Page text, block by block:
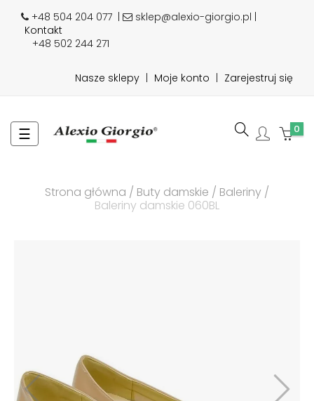
+48 504 204 077
sklep@alexio-giorgio.pl |
Kontakt
+48 502 244 271
Nasze sklepy Moje konto Zarejestruj się
Toggle
navigation
☰ 0
Strona główna Buty damskie
Baleriny
Baleriny damskie 060BL